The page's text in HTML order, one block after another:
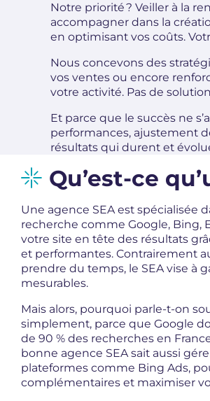
Notre priorité ? Veiller à la
accompagner dans la
en optimisant vos coûts.
Nous concevons des
vos ventes ou encore
votre activité. Pas de
Et parce que le succès ne
performances, ajustement
résultats qui durent et
Qu’est-ce
Une agence SEA est spécialisée
recherche comme Google, Bing,
votre site en tête des résultats
et performantes. Contrairement
prendre du temps, le SEA vise à
mesurables.
Mais alors, pourquoi parle-t-on
simplement, parce que Google
de 90 % des recherches en
bonne agence SEA sait aussi
plateformes comme Bing Ads,
complémentaires et maximiser